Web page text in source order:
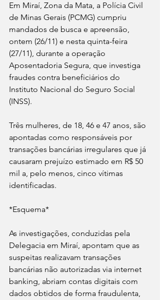
Em Miraí, Zona da Mata, a Polícia Civil
de Minas Gerais (PCMG) cumpriu
mandados de busca e apreensão,
ontem (26/11) e nesta quinta-feira
(27/11), durante a operação
Aposentadoria Segura, que investiga
fraudes contra beneficiários do
Instituto Nacional do Seguro Social
(INSS).
Três mulheres, de 18, 46 e 47 anos, são
apontadas como responsáveis por
transações bancárias irregulares que já
causaram prejuízo estimado em R$ 50
mil a, pelo menos, cinco vítimas
identificadas.
*Esquema*
As investigações, conduzidas pela
Delegacia em Miraí, apontam que as
suspeitas realizavam transações
bancárias não autorizadas via internet
banking, abriam contas digitais com
dados obtidos de forma fraudulenta,